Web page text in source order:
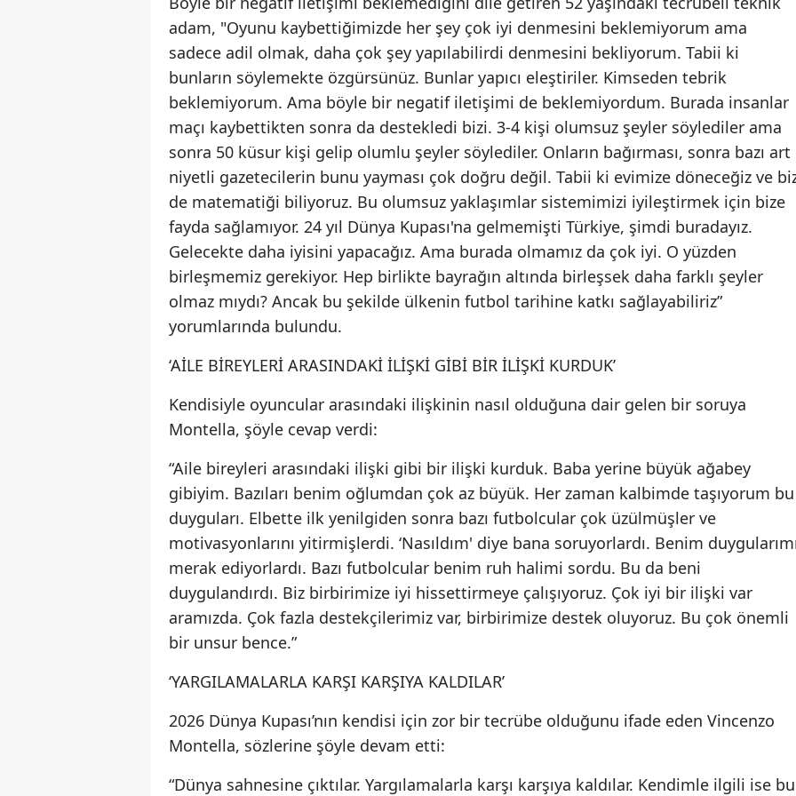
Yozgat
Zonguldak
Aksaray
Bayburt
Karaman
Kırıkkale
Batman
Şırnak
Iğdır
Karabük
Osmaniye
Düzce
adam, "Oyunu kaybettiğimizde her şey çok iyi denmesini beklemiyorum ama
sadece adil olmak, daha çok şey yapılabilirdi denmesini bekliyorum. Tabii ki
bunların söylemekte özgürsünüz. Bunlar yapıcı eleştiriler. Kimseden tebrik
beklemiyorum. Ama böyle bir negatif iletişimi de beklemiyordum. Burada insanlar
maçı kaybettikten sonra da destekledi bizi. 3-4 kişi olumsuz şeyler söylediler ama
sonra 50 küsur kişi gelip olumlu şeyler söylediler. Onların bağırması, sonra bazı art
niyetli gazetecilerin bunu yayması çok doğru değil. Tabii ki evimize döneceğiz ve
de matematiği biliyoruz. Bu olumsuz yaklaşımlar sistemimizi iyileştirmek için bize
fayda sağlamıyor. 24 yıl Dünya Kupası'na gelmemişti Türkiye, şimdi buradayız.
Gelecekte daha iyisini yapacağız. Ama burada olmamız da çok iyi. O yüzden
birleşmemiz gerekiyor. Hep birlikte bayrağın altında birleşsek daha farklı şeyler
olmaz mıydı? Ancak bu şekilde ülkenin futbol tarihine katkı sağlayabiliriz”
yorumlarında bulundu.
‘AİLE BİREYLERİ ARASINDAKİ İLİŞKİ GİBİ BİR İLİŞKİ KURDUK’
Kendisiyle oyuncular arasındaki ilişkinin nasıl olduğuna dair gelen bir soruya
Montella, şöyle cevap verdi:
“Aile bireyleri arasındaki ilişki gibi bir ilişki kurduk. Baba yerine büyük ağabey
gibiyim. Bazıları benim oğlumdan çok az büyük. Her zaman kalbimde taşıyorum bu
duyguları. Elbette ilk yenilgiden sonra bazı futbolcular çok üzülmüşler ve
motivasyonlarını yitirmişlerdi. ‘Nasıldım' diye bana soruyorlardı. Benim
merak ediyorlardı. Bazı futbolcular benim ruh halimi sordu. Bu da beni
duygulandırdı. Biz birbirimize iyi hissettirmeye çalışıyoruz. Çok iyi bir ilişki var
aramızda. Çok fazla destekçilerimiz var, birbirimize destek oluyoruz. Bu çok önemli
bir unsur bence.”
‘YARGILAMALARLA KARŞI KARŞIYA KALDILAR’
2026 Dünya Kupası’nın kendisi için zor bir tecrübe olduğunu ifade eden Vincenzo
Montella, sözlerine şöyle devam etti:
“Dünya sahnesine çıktılar. Yargılamalarla karşı karşıya kaldılar. Kendimle ilgili ise bu